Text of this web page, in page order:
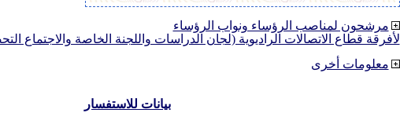
مرشحون لمناصب الرؤساء ونواب الرؤساء
لأفرقة قطاع الاتصالات الراديوية (لجان الدراسات واللجنة الخاصة والاجتماع
معلومات أخرى
بيانات للاستفسار